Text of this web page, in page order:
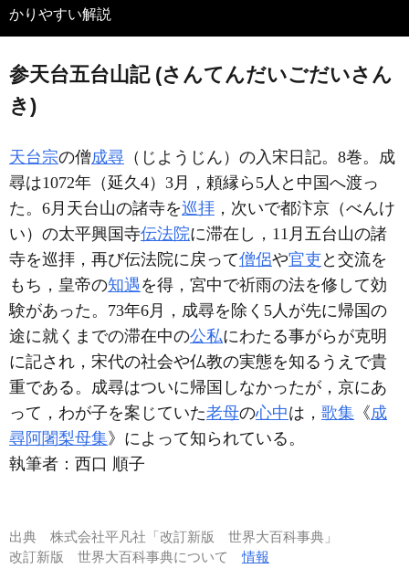
かりやすい解説
参天台五台山記 (さんてんだいごだいさん
き)
天台宗の僧成尋 （じようじん）の入宋日記。8巻。成
尋は1072年（延久4）3月，頼縁ら5人と中国へ渡っ
た。6月天台山の諸寺を巡拝 ，次いで都汴京（べんけ
い）の太平興国寺伝法院に滞在し，11月五台山の諸
寺を巡拝，再び伝法院に戻って僧侶や官吏と交流を
もち，皇帝の知遇 を得，宮中で祈雨の法を修して効
験があった。73年6月，成尋を除く5人が先に帰国の
途に就くまでの滞在中の公私にわたる事がらが克明
に記され，宋代の社会や仏教の実態を知るうえで貴
重である。成尋はついに帰国しなかったが，京にあ
って，わが子を案じていた老母の心中は， 歌集 《成
尋阿闍梨母集》によって知られている。
執筆者： 西口 順子
出典 株式会社平凡社「改訂新版 世界大百科事典」
改訂新版 世界大百科事典について情報